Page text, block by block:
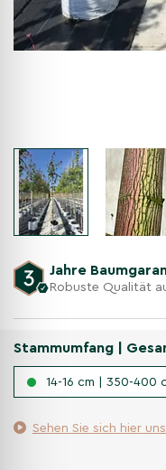
Jahre
Robuste Qualität
Stammumfang |
14-16 cm | 350-400
Sehen Sie sich hier